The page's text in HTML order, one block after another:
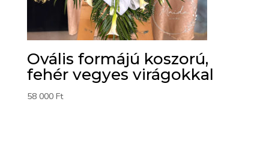
Ovális formájú koszorú,
fehér vegyes virágokkal
58 000 Ft